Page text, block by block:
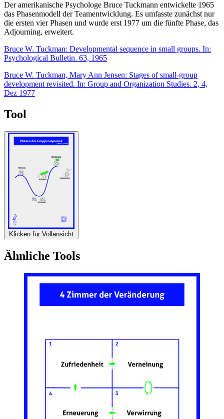
Der amerikanische Psychologe Bruce Tuckmann entwickelte 1965
das Phasenmodell der Teamentwicklung. Es umfasste zunächst nur
die ersten vier Phasen und wurde erst 1977 um die fünfte Phase, das
Adjourning, erweitert.
Bruce W. Tuckman: Developmental sequence in small groups. In:
Psychological Bulletin. 63, 1965
Bruce W. Tuckman, Mary Ann Jensen: Stages of small-group
development revisited. In: Group and Organization Studies. 2, 4,
Dez 1977
Tool
Klicken für Vollansicht
Ähnliche Tools